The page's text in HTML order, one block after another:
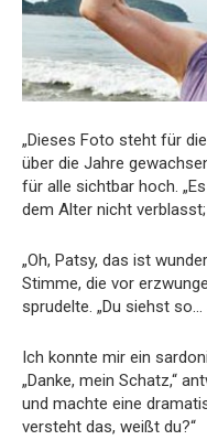
„Dieses Foto steht für
über die Jahre
für alle sichtbar hoch.
dem Alter nicht
„Oh, Patsy, das ist
Stimme, die vor
sprudelte. „Du siehst
Ich konnte mir ein
„Danke, mein Schatz,“
und machte eine
versteht das, weißt du?“